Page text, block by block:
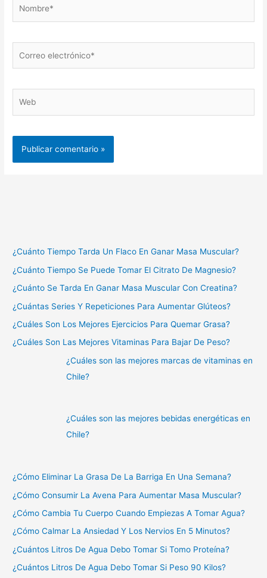
electrónico*
¿Cuánto Tiempo Tarda Un Flaco En Ganar Masa Muscular?
¿Cuánto Tiempo Se Puede Tomar El Citrato De Magnesio?
¿Cuánto Se Tarda En Ganar Masa Muscular Con Creatina?
¿Cuántas Series Y Repeticiones Para Aumentar Glúteos?
¿Cuáles Son Los Mejores Ejercicios Para Quemar Grasa?
¿Cuáles Son Las Mejores Vitaminas Para Bajar De Peso?
¿Cuáles son las mejores marcas de vitaminas en
Chile?
¿Cuáles son las mejores bebidas energéticas en
Chile?
¿Cómo Eliminar La Grasa De La Barriga En Una Semana?
¿Cómo Consumir La Avena Para Aumentar Masa Muscular?
¿Cómo Cambia Tu Cuerpo Cuando Empiezas A Tomar Agua?
¿Cómo Calmar La Ansiedad Y Los Nervios En 5 Minutos?
¿Cuántos Litros De Agua Debo Tomar Si Tomo Proteína?
¿Cuántos Litros De Agua Debo Tomar Si Peso 90 Kilos?